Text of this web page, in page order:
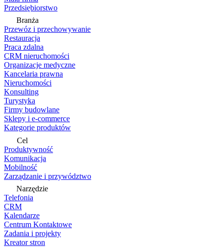
Przedsiębiorstwo
Branża
Przewóz i przechowywanie
Restauracja
Praca zdalna
CRM nieruchomości
Organizacje medyczne
Kancelaria prawna
Nieruchomości
Konsulting
Turystyka
Firmy budowlane
Sklepy i e-commerce
Kategorie produktów
Cel
Produktywność
Komunikacja
Mobilność
Zarządzanie i przywództwo
Narzędzie
Telefonia
CRM
Kalendarze
Centrum Kontaktowe
Zadania i projekty
Kreator stron